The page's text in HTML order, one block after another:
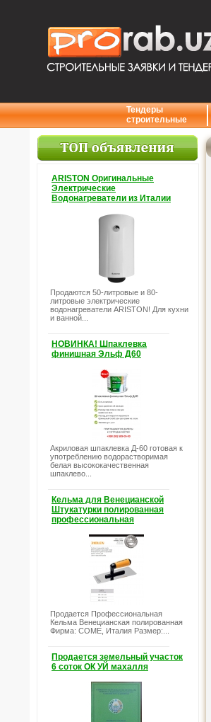
Тендеры
строительные
ARISTON Оригинальные
Электрические
Водонагреватели из Италии
Продаются 50-литровые и 80-
литровые электрические
водонагреватели ARISTON! Для кухни
и ванной...
НОВИНКА! Шпаклевка
финишная Эльф Д60
Акриловая шпаклевка Д-60 готовая к
употреблению водорастворимая
белая высококачественная
шпаклево...
Кельма для Венецианской
Штукатурки полированная
профессиональная
Продается Профессиональная
Кельма Венецианская полированная
Фирма: COME, Италия Размер:...
Продается земельный участок
6 соток ОК УЙ махалля